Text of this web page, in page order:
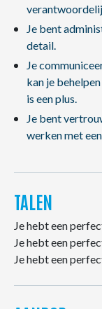
Je bent
detail.
Je
kan je
is een plus.
Je bent
werken met
TALEN
Je hebt een
Je hebt een
Je hebt een